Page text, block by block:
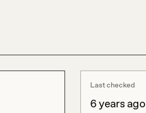
Last checked
6 years ago